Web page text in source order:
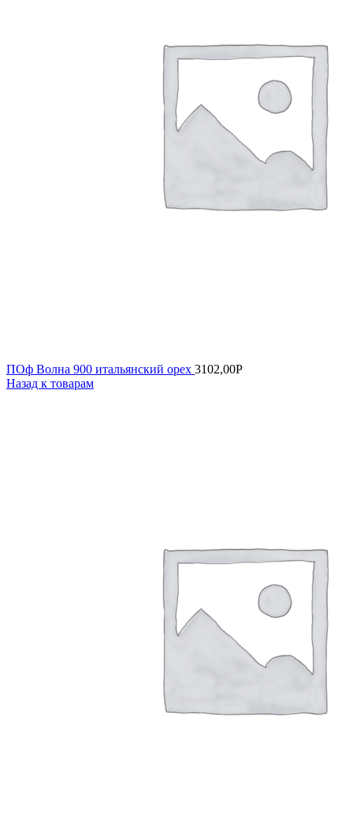
ПОф Волна 900 итальянский орех 3102,00Р
Назад к товарам